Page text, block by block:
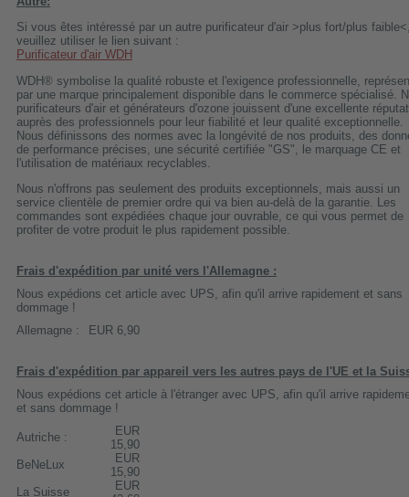
Si vous êtes intéressé par un autre purificateur d'air >plus fort/plus
veuillez utiliser le lien suivant :
Purificateur d'air WDH
WDH® symbolise la qualité robuste et l'exigence professionnelle,
par une marque principalement disponible dans le commerce spécialisé.
purificateurs d'air et générateurs d'ozone jouissent d'une excellente
auprès des professionnels pour leur fiabilité et leur qualité exceptionnelle.
Nous définissons des normes avec la longévité de nos produits, des
de performance précises, une sécurité certifiée "GS", le marquage CE et
l'utilisation de matériaux recyclables.
Nous n'offrons pas seulement des produits exceptionnels, mais aussi un
service clientèle de premier ordre qui va bien au-delà de la garantie. Les
commandes sont expédiées chaque jour ouvrable, ce qui vous permet de
profiter de votre produit le plus rapidement possible.
Frais d'expédition par unité vers l'Allemagne :
Nous expédions cet article avec UPS, afin qu'il arrive rapidement et sans
dommage !
Allemagne :
EUR 6,90
Frais d'expédition par appareil vers les autres pays de l'UE et la
Nous expédions cet article à l'étranger avec UPS, afin qu'il arrive
et sans dommage !
Autriche :
EUR
15,90
BeNeLux
EUR
15,90
La Suisse
EUR